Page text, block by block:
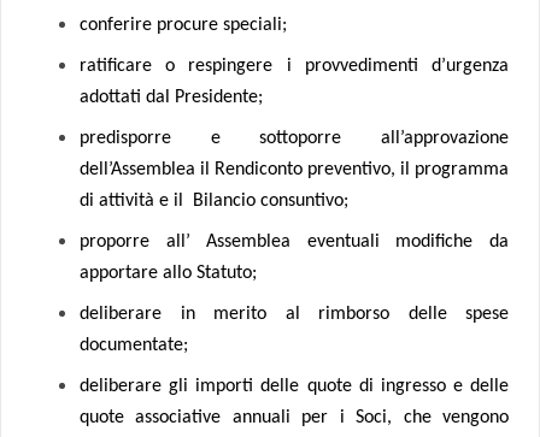
conferire procure speciali;
ratificare o respingere i provvedimenti d’urgenza
adottati dal Presidente;
predisporre e sottoporre all’approvazione
dell’Assemblea il Rendiconto preventivo, il programma
di attività e il Bilancio consuntivo;
proporre all’ Assemblea eventuali modifiche da
apportare allo Statuto;
deliberare in merito al rimborso delle spese
documentate;
deliberare gli importi delle quote di ingresso e delle
quote associative annuali per i Soci, che vengono